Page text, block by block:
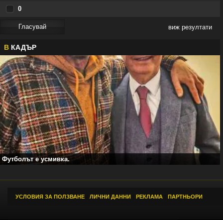
0
виж резултати
В КАДЪР
Футболът е усмивка.
УСЛОВИЯ ЗА ПОЛЗВАНЕ ЛИЧНИ ДАННИ РЕКЛАМА ПАРТНЬОРИ